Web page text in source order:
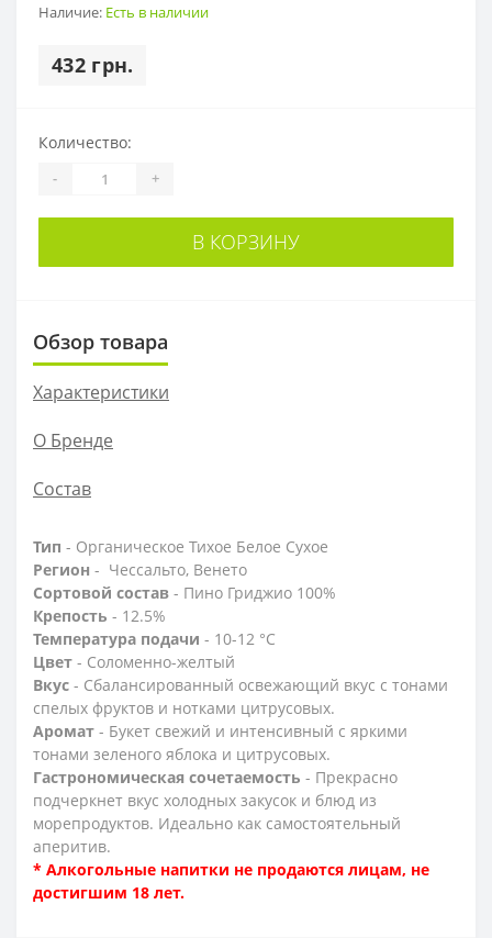
Наличие: Есть в наличии
432 грн.
Количество:
- +
В КОРЗИНУ
Обзор товара
Характеристики
О Бренде
Состав
Тип - Органическое Тихое Белое Сухое
Регион - Чессальто, Венето
Сортовой состав - Пино Гриджио 100%
Крепость - 12.5%
Температура подачи - 10-12 °C
Цвет - Соломенно-желтый
Вкус - Сбалансированный освежающий вкус с тонами
спелых фруктов и нотками цитрусовых.
Аромат - Букет свежий и интенсивный с яркими
тонами зеленого яблока и цитрусовых.
Гастрономическая сочетаемость - Прекрасно
подчеркнет вкус холодных закусок и блюд из
морепродуктов. Идеально как самостоятельный
аперитив.
* Алкогольные напитки не продаются лицам, не
достигшим 18 лет.